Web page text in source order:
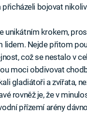
bojovat
unikátním krokem,
lidem. Nejde přitom
což se nestalo v
moci obdivovat
gladiátoři a zvířata,
rovněž je, že v
přízemí arény